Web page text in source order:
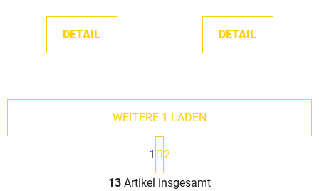
DETAIL DETAIL
S
t
WEITERE 1 LADEN
a
g
i
1 2
13 Artikel insgesamt